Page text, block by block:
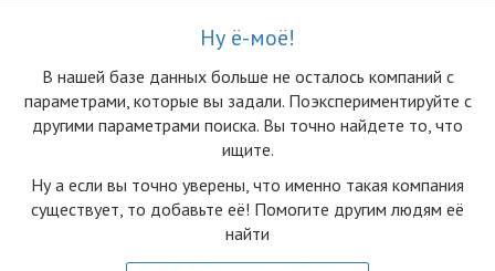
Ну ё-моё!
В нашей базе данных больше не осталоcь компаний с
параметрами, которые вы задали. Поэкспериментируйте с
другими параметрами поиска. Вы точно найдете то, что
ищите.
Ну а если вы точно уверены, что именно такая компания
существует, то добавьте её! Помогите другим людям её
найти